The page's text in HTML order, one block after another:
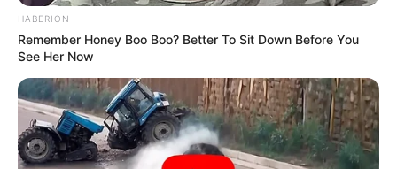
HABERION
Remember Honey Boo Boo? Better To Sit Down Before You
See Her Now